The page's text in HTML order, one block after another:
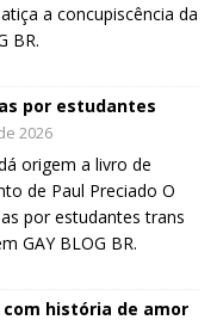
a concupiscência da
BR.
por estudantes
2026
origem a livro de
de Paul Preciado O
por estudantes trans
GAY BLOG BR.
com história de amor